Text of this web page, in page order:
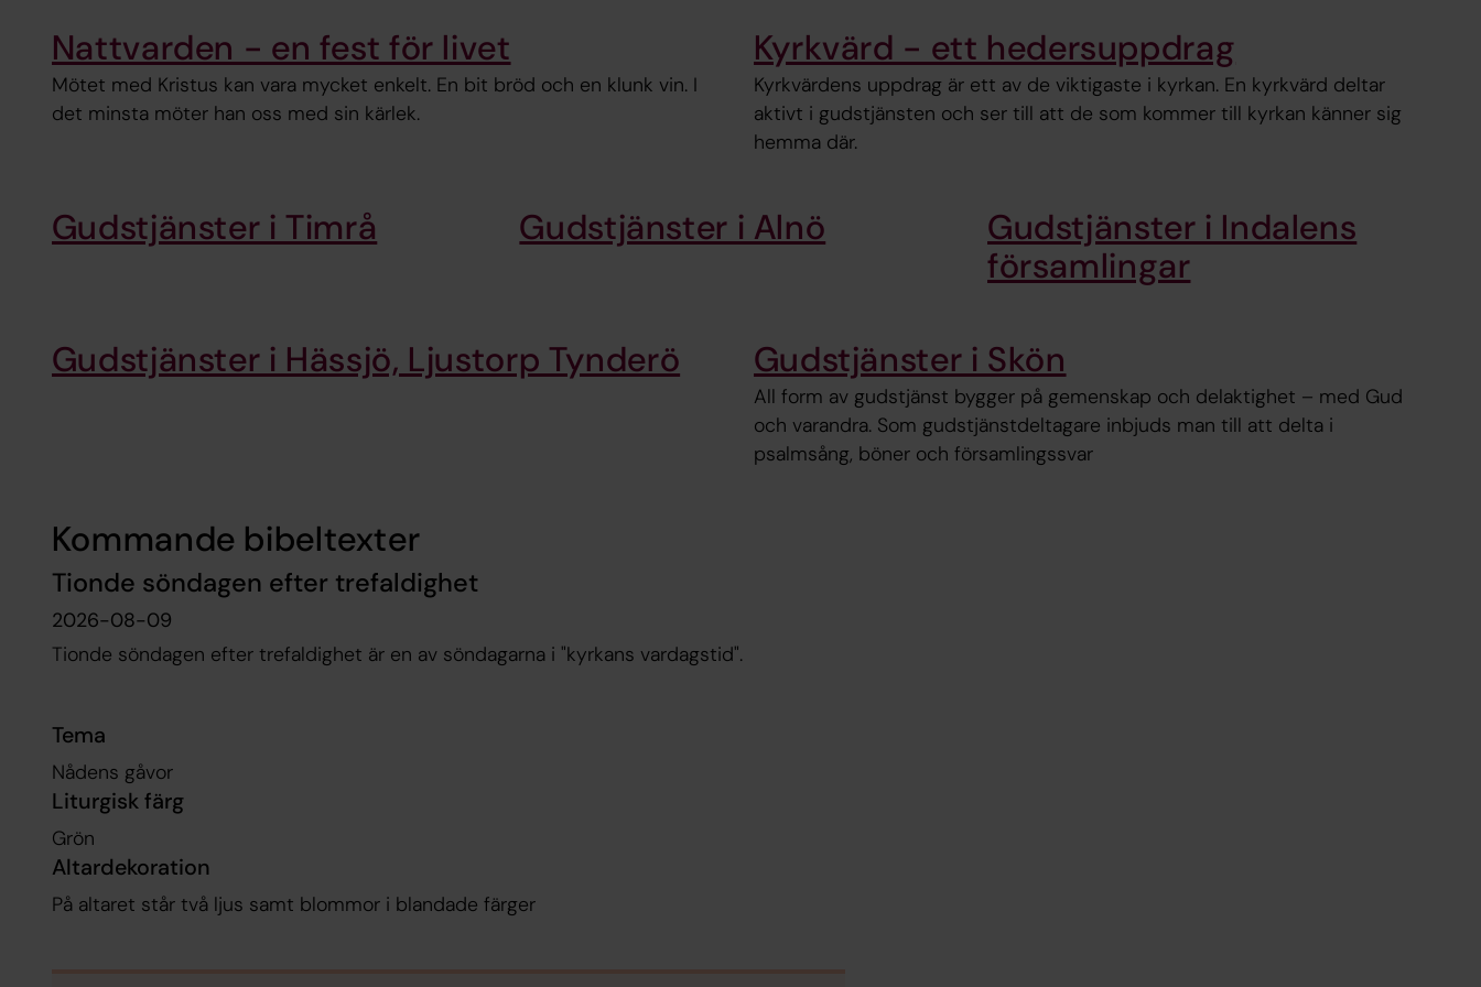
Nattvarden - en fest för livet
Mötet med Kristus kan vara mycket enkelt. En bit bröd och en klunk vin. I
det minsta möter han oss med sin kärlek.
Kyrkvärd - ett hedersuppdrag
Kyrkvärdens uppdrag är ett av de viktigaste i kyrkan. En kyrkvärd deltar
aktivt i gudstjänsten och ser till att de som kommer till kyrkan känner sig
hemma där.
Gudstjänster i Timrå Gudstjänster i Alnö
Gudstjänster i Indalens
församlingar
Gudstjänster i Hässjö, Ljustorp Tynderö Gudstjänster i Skön
All form av gudstjänst bygger på gemenskap och delaktighet – med Gud
och varandra. Som gudstjänstdeltagare inbjuds man till att delta i
psalmsång, böner och församlingssvar
Kommande bibeltexter
Tionde söndagen efter trefaldighet
2026-08-09
Tionde söndagen efter trefaldighet är en av söndagarna i "kyrkans vardagstid".
Tema
Nådens gåvor
Liturgisk färg
Grön
Altardekoration
På altaret står två ljus samt blommor i blandade färger